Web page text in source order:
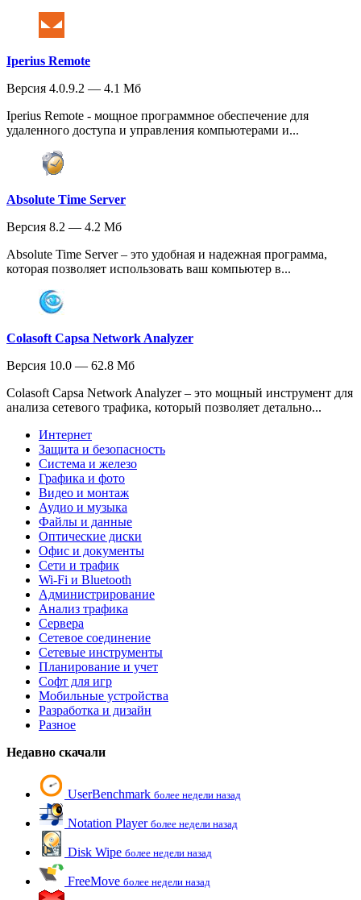
Iperius Remote
Версия 4.0.9.2 — 4.1 Мб
Iperius Remote - мощное программное обеспечение для
удаленного доступа и управления компьютерами и...
Absolute Time Server
Версия 8.2 — 4.2 Мб
Absolute Time Server – это удобная и надежная программа,
которая позволяет использовать ваш компьютер в...
Colasoft Capsa Network Analyzer
Версия 10.0 — 62.8 Мб
Colasoft Capsa Network Analyzer – это мощный инструмент для
анализа сетевого трафика, который позволяет детально...
Интернет
Защита и безопасность
Система и железо
Графика и фото
Видео и монтаж
Аудио и музыка
Файлы и данные
Оптические диски
Офис и документы
Сети и трафик
Wi-Fi и Bluetooth
Администрирование
Анализ трафика
Сервера
Сетевое соединение
Сетевые инструменты
Планирование и учет
Софт для игр
Мобильные устройства
Разработка и дизайн
Разное
Недавно скачали
UserBenchmark более недели назад
Notation Player более недели назад
Disk Wipe более недели назад
FreeMove более недели назад